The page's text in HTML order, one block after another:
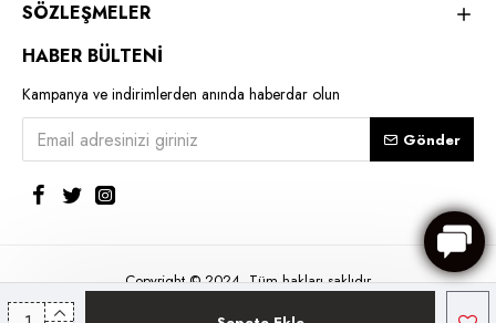
SÖZLEŞMELER
HABER BÜLTENİ
Kampanya ve indirimlerden anında haberdar olun
Gönder
Copyright © 2024, Tüm hakları saklıdır